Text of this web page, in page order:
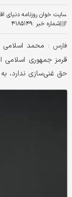
سایت خوان روزنامه دنیای
شماره خبر :۴۱۸۵۱۴۹
فارس : محمد
قرمز جمهوری اسلامی
حق غنی‌سازی ندارد،